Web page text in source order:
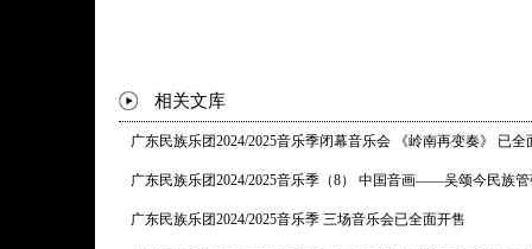
相关文库
广东民族乐团2024/2025音乐季闭幕音乐会 《岭南再变奏》 已全
广东民族乐团2024/2025音乐季（8） 中国音画——吴颂今民族
广东民族乐团2024/2025音乐季 三场音乐会已全面开售